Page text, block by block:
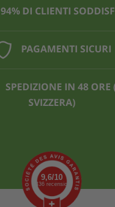
94% DI CLIENTI
PAGAMENTI SICURI
SPEDIZIONE IN 48 ORE
SVIZZERA)
9,6/10
1436 recensioni